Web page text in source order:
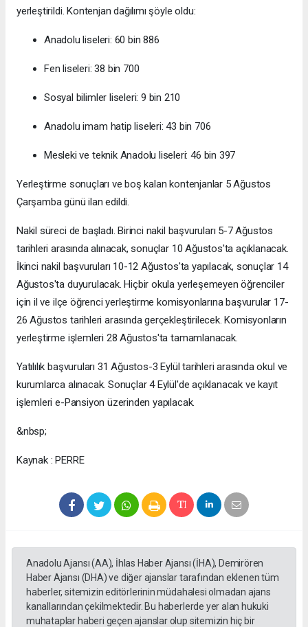
yerleştirildi. Kontenjan dağılımı şöyle oldu:
Anadolu liseleri: 60 bin 886
Fen liseleri: 38 bin 700
Sosyal bilimler liseleri: 9 bin 210
Anadolu imam hatip liseleri: 43 bin 706
Mesleki ve teknik Anadolu liseleri: 46 bin 397
Yerleştirme sonuçları ve boş kalan kontenjanlar 5 Ağustos
Çarşamba günü ilan edildi.
Nakil süreci de başladı. Birinci nakil başvuruları 5-7 Ağustos
tarihleri arasında alınacak, sonuçlar 10 Ağustos'ta açıklanacak.
İkinci nakil başvuruları 10-12 Ağustos'ta yapılacak, sonuçlar 14
Ağustos'ta duyurulacak. Hiçbir okula yerleşemeyen öğrenciler
için il ve ilçe öğrenci yerleştirme komisyonlarına başvurular 17-
26 Ağustos tarihleri arasında gerçekleştirilecek. Komisyonların
yerleştirme işlemleri 28 Ağustos'ta tamamlanacak.
Yatılılık başvuruları 31 Ağustos-3 Eylül tarihleri arasında okul ve
kurumlarca alınacak. Sonuçlar 4 Eylül'de açıklanacak ve kayıt
işlemleri e-Pansiyon üzerinden yapılacak.
&nbsp;
Kaynak : PERRE
Anadolu Ajansı (AA), İhlas Haber Ajansı (İHA), Demirören
Haber Ajansı (DHA) ve diğer ajanslar tarafından eklenen tüm
haberler, sitemizin editörlerinin müdahalesi olmadan ajans
kanallarından çekilmektedir. Bu haberlerde yer alan hukuki
muhataplar haberi geçen ajanslar olup sitemizin hiç bir